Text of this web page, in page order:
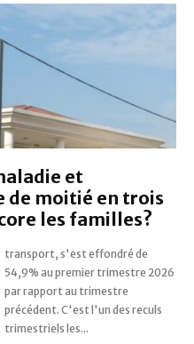
et
de moitié en trois
les familles?
trimestriels les...